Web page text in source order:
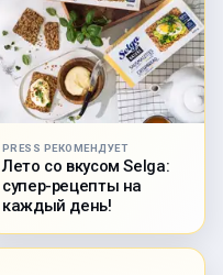
PRESS РЕКОМЕНДУЕТ
Лето со вкусом Selga:
супер-рецепты на
каждый день!